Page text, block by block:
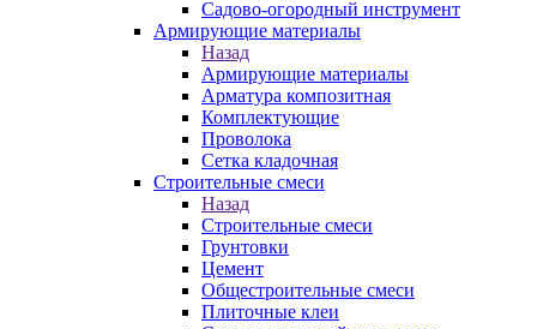
Садово-огородный инструмент
Армирующие материалы
Назад
Армирующие материалы
Арматура композитная
Комплектующие
Проволока
Сетка кладочная
Строительные смеси
Назад
Строительные смеси
Грунтовки
Цемент
Общестроительные смеси
Плиточные клеи